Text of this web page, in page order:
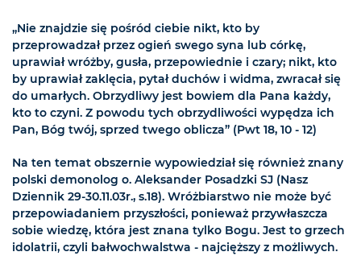
„Nie znajdzie się pośród ciebie nikt, kto by
przeprowadzał przez ogień swego syna lub córkę,
uprawiał wróżby, gusła, przepowiednie i czary; nikt, kto
by uprawiał zaklęcia, pytał duchów i widma, zwracał się
do umarłych. Obrzydliwy jest bowiem dla Pana każdy,
kto to czyni. Z powodu tych obrzydliwości wypędza ich
Pan, Bóg twój, sprzed twego oblicza” (Pwt 18, 10 - 12)
Na ten temat obszernie wypowiedział się również znany
polski demonolog o. Aleksander Posadzki SJ (Nasz
Dziennik 29-30.11.03r., s.18). Wróżbiarstwo nie może być
przepowiadaniem przyszłości, ponieważ przywłaszcza
sobie wiedzę, która jest znana tylko Bogu. Jest to grzech
idolatrii, czyli bałwochwalstwa - najcięższy z możliwych.